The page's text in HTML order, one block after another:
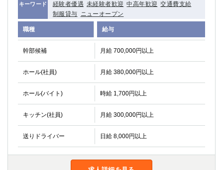
キーワード
経験者優遇 未経験者歓迎 中高年歓迎 交通費支給
制服貸与 ニューオープン
職種 給与
幹部候補 月給 700,000円以上
ホール(社員) 月給 380,000円以上
ホール(バイト) 時給 1,700円以上
キッチン(社員) 月給 300,000円以上
送りドライバー 日給 8,000円以上
三軒茶屋（南口）
①歌舞伎町 ②新宿 ③新宿三丁目 ④西
①歌舞伎町 ②新宿 ③西部新宿 ③東新宿
①歌舞伎町 ②新宿
①銀座 ②新橋
錦糸町(南口)
①東武練馬 ②成増・板橋 ③大山 ②池袋
金町
大井町
大泉学園
下赤塚
竹ノ塚
三鷹
荻窪
浅草
新小岩
幡ヶ谷
湯島
久米川